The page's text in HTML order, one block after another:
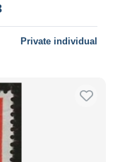
Private individual